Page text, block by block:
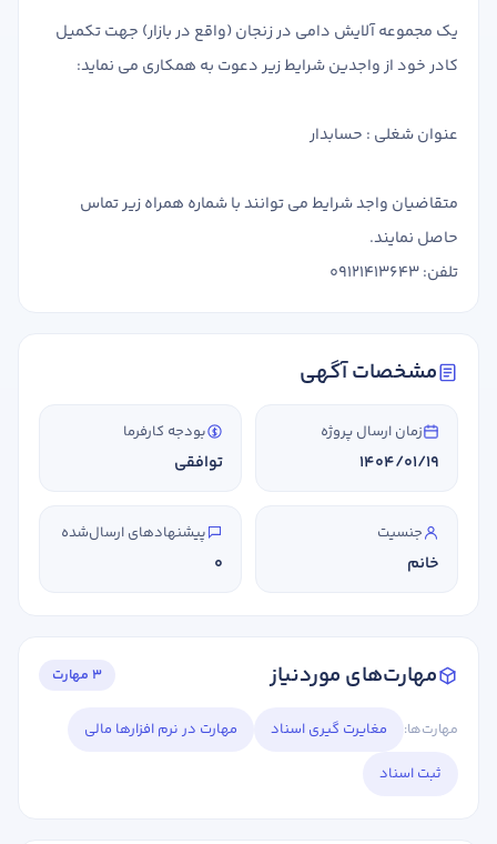
یک مجموعه آلایش دامی در زنجان (واقع در بازار) جهت تکمیل
کادر خود از واجدین شرایط زیر دعوت به همکاری می نماید:
عنوان شغلی : حسابدار
متقاضیان واجد شرایط می توانند با شماره همراه زیر تماس
حاصل نمایند.
تلفن: 09121413643
مشخصات آگهی
زمان ارسال پروژه
1404/01/19
بودجه کارفرما
توافقی
جنسیت
خانم
پیشنهادهای ارسال‌شده
0
مهارت‌های موردنیاز 3 مهارت
مهارت‌ها: مغایرت گیری اسناد
مهارت در نرم افزارها مالی
ثبت اسناد
کار آفرینی
ارتقا به حسابدار حرفه ای